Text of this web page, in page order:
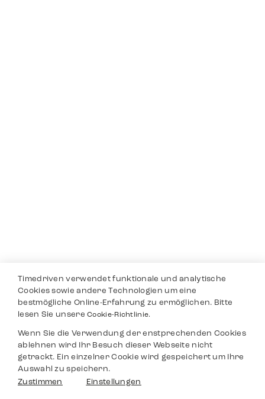
Timedriven verwendet funktionale und analytische
Cookies sowie andere Technologien um eine
bestmögliche Online-Erfahrung zu ermöglichen. Bitte
lesen Sie unsereCookie-Richtlinie.
Wenn Sie die Verwendung der enstprechenden Cookies
ablehnen wird Ihr Besuch dieser Webseite nicht
getrackt. Ein einzelner Cookie wird gespeichert um Ihre
Auswahl zu speichern.
Zustimmen
Einstellungen